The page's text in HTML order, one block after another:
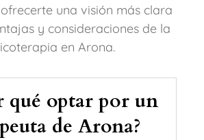
una visión más clara
y consideraciones de la
en Arona.
qué optar por un
de Arona?